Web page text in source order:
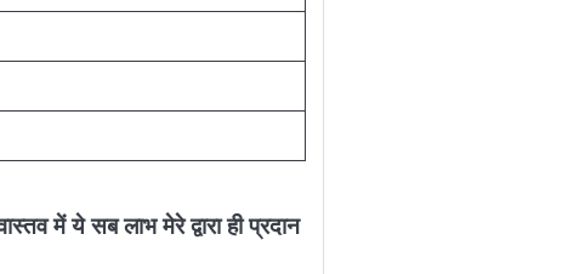
में ये सब लाभ मेरे द्वारा ही प्रदान